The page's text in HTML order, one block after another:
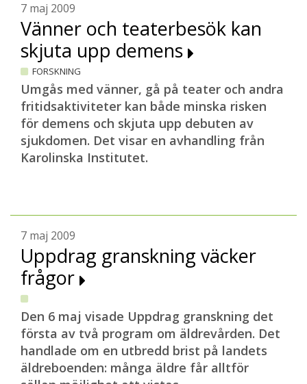
7 maj 2009
Vänner och teaterbesök kan
skjuta upp demens
FORSKNING
Umgås med vänner, gå på teater och andra
fritidsaktiviteter kan både minska risken
för demens och skjuta upp debuten av
sjukdomen. Det visar en avhandling från
Karolinska Institutet.
7 maj 2009
Uppdrag granskning väcker
frågor
Den 6 maj visade Uppdrag granskning det
första av två program om äldrevården. Det
handlade om en utbredd brist på landets
äldreboenden: många äldre får alltför